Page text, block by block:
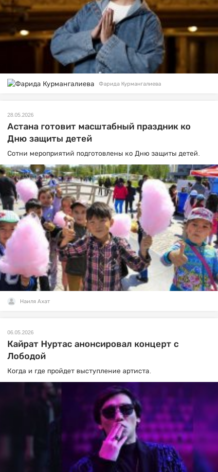
Фарида Курмангалиева
28.05.2026
Астана готовит масштабный праздник ко
Дню защиты детей
Сотни мероприятий подготовлены ко Дню защиты детей.
Наиля Ахат
06.05.2026
Кайрат Нуртас анонсировал концерт с
Лободой
Когда и где пройдет выступление артиста.